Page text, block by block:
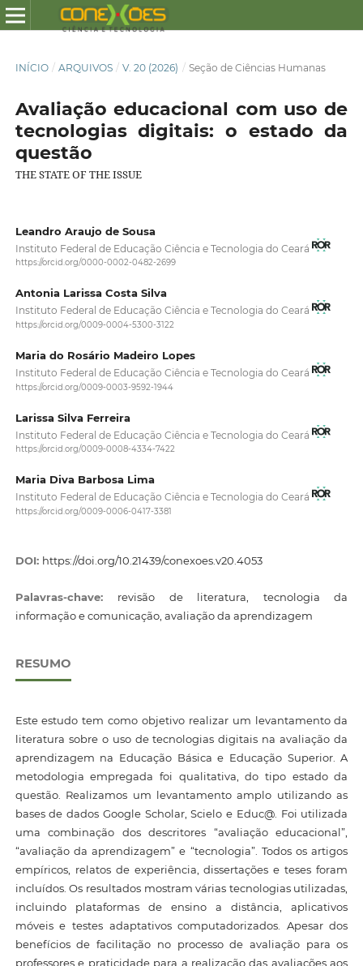
INÍCIO / ARQUIVOS / V. 20 (2026) / Seção de Ciências Humanas
Avaliação educacional com uso de
tecnologias digitais: o estado da
questão
THE STATE OF THE ISSUE
Leandro Araujo de Sousa
Instituto Federal de Educação Ciência e Tecnologia do Ceará
https://orcid.org/0000-0002-0482-2699
Antonia Larissa Costa Silva
Instituto Federal de Educação Ciência e Tecnologia do Ceará
https://orcid.org/0009-0004-5300-3122
Maria do Rosário Madeiro Lopes
Instituto Federal de Educação Ciência e Tecnologia do Ceará
https://orcid.org/0009-0003-9592-1944
Larissa Silva Ferreira
Instituto Federal de Educação Ciência e Tecnologia do Ceará
https://orcid.org/0009-0008-4334-7422
Maria Diva Barbosa Lima
Instituto Federal de Educação Ciência e Tecnologia do Ceará
https://orcid.org/0009-0006-0417-3381
DOI: https://doi.org/10.21439/conexoes.v20.4053
Palavras-chave: revisão de literatura, tecnologia da
informação e comunicação, avaliação da aprendizagem
RESUMO
Este estudo tem como objetivo realizar um levantamento da
literatura sobre o uso de tecnologias digitais na avaliação da
aprendizagem na Educação Básica e Educação Superior. A
metodologia empregada foi qualitativa, do tipo estado da
questão. Realizamos um levantamento amplo utilizando as
bases de dados Google Scholar, Scielo e Educ@. Foi utilizada
uma combinação dos descritores “avaliação educacional”,
“avaliação da aprendizagem” e “tecnologia”. Todos os artigos
empíricos, relatos de experiência, dissertações e teses foram
incluídos. Os resultados mostram várias tecnologias utilizadas,
incluindo plataformas de ensino a distância, aplicativos
móveis e testes adaptativos computadorizados. Apesar dos
benefícios de facilitação no processo de avaliação para os
professores e praticidade para a realização das avaliações aos